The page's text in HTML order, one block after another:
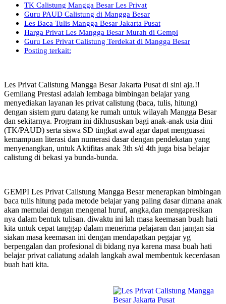
TK Calistung Mangga Besar Les Privat
Guru PAUD Calistung di Mangga Besar
Les Baca Tulis Mangga Besar Jakarta Pusat
Harga Privat Les Mangga Besar Murah di Gempi
Guru Les Privat Calistung Terdekat di Mangga Besar
Posting terkait:
Les Privat Calistung Mangga Besar Jakarta Pusat di sini aja.!!
Gemilang Prestasi adalah lembaga bimbingan belajar yang
menyediakan layanan les privat calistung (baca, tulis, hitung)
dengan sistem guru datang ke rumah untuk wilayah Mangga Besar
dan sekitarnya. Program ini dikhususkan bagi anak-anak usia dini
(TK/PAUD) serta siswa SD tingkat awal agar dapat menguasai
kemampuan literasi dan numerasi dasar dengan pendekatan yang
menyenangkan, untuk Aktifitas anak 3th s/d 4th juga bisa belajar
calistung di bekasi ya bunda-bunda.
GEMPI Les Privat Calistung Mangga Besar menerapkan bimbingan
baca tulis hitung pada metode belajar yang paling dasar dimana anak
akan memulai dengan mengenal huruf, angka,dan mengapresikan
nya dalam bentuk tulisan. diwaktu ini lah masa keemasan buah hati
kita untuk cepat tanggap dalam menerima pelajaran dan jangan sia
siakan masa keemasan ini dengan mendapatkan pegajar yg
berpengalan dan profesional di bidang nya karena masa buah hati
belajar privat caliatung adalah langkah awal membentuk kecerdasan
buah hati kita.